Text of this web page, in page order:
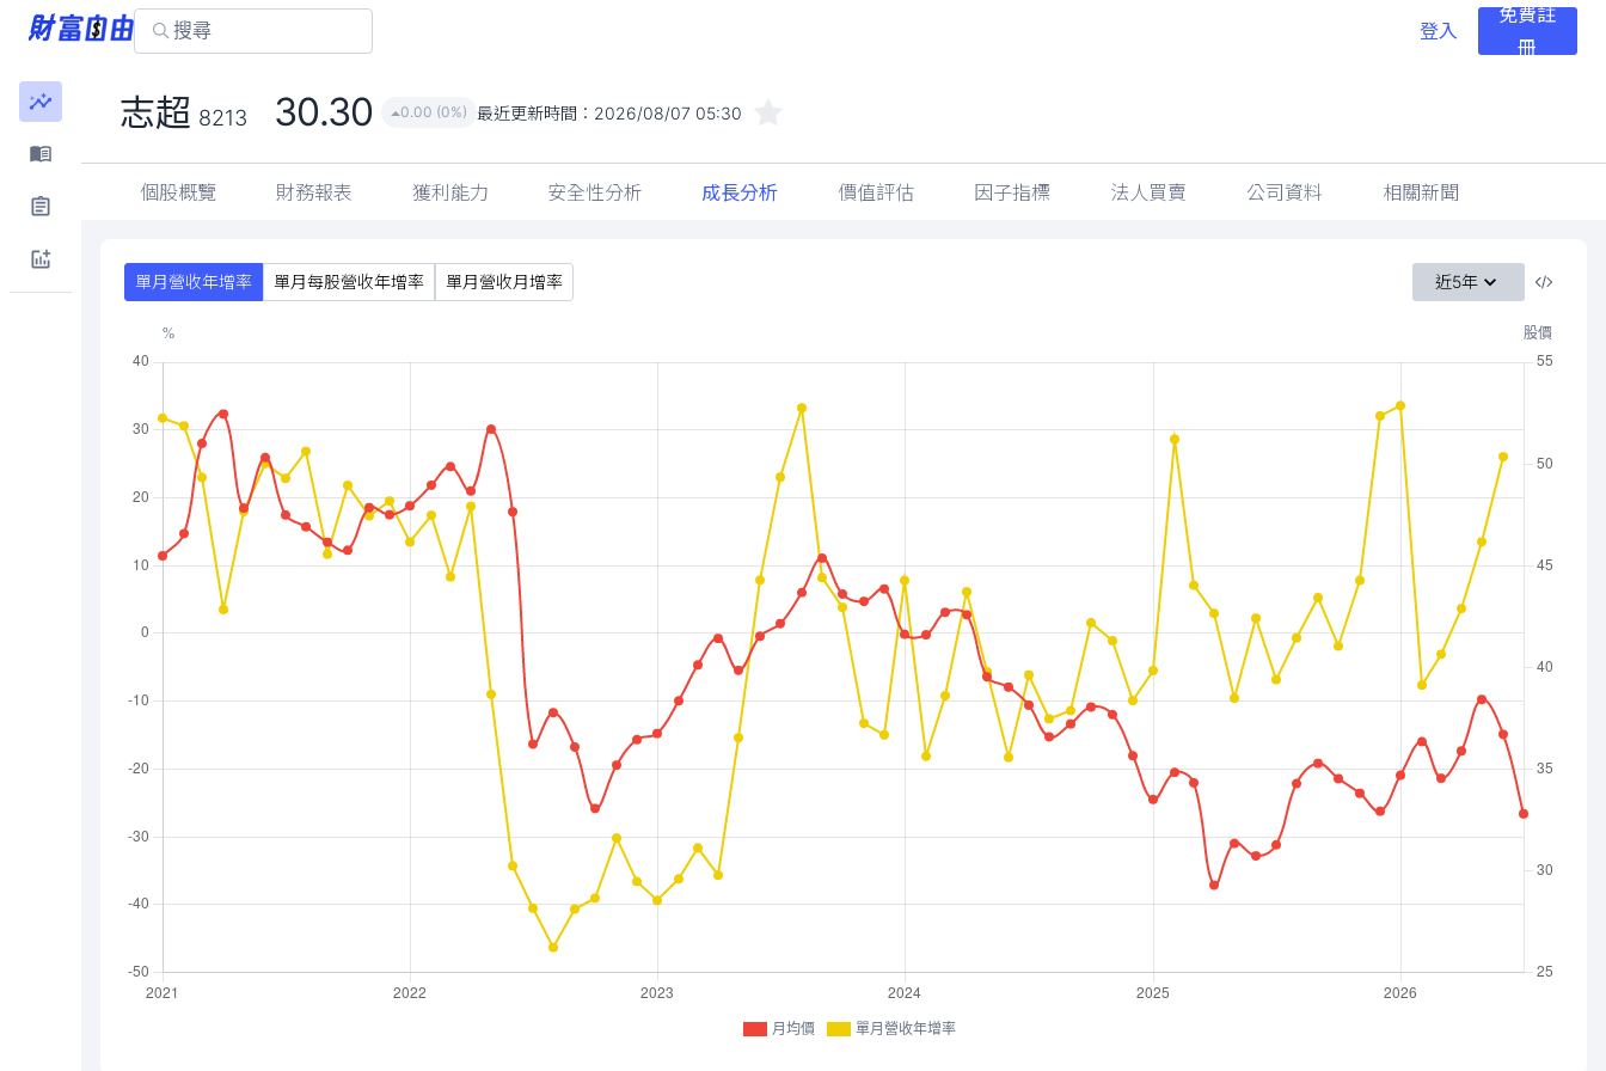
登入
免費註
冊
志超 8213 30.30 0.00 (0%) 最近更新時間： 2026/08/07 05:30
個股概覽 財務報表 獲利能力 安全性分析 成長分析 價值評估 因子指標 法人買賣 公司資料 相關新聞
單月營收年增率 單月每股營收年增率 單月營收月增率 近5年
月均價 單月營收年增率